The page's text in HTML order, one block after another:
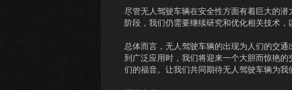
尽管无人驾驶车辆在安全性方面有着巨大的
阶段，我们仍需要继续研究和优化相关技术，
总体而言，无人驾驶车辆的出现为人们的交
到广泛应用时，我们将迎来一个大胆而惊艳
们的福音。让我们共同期待无人驾驶车辆为